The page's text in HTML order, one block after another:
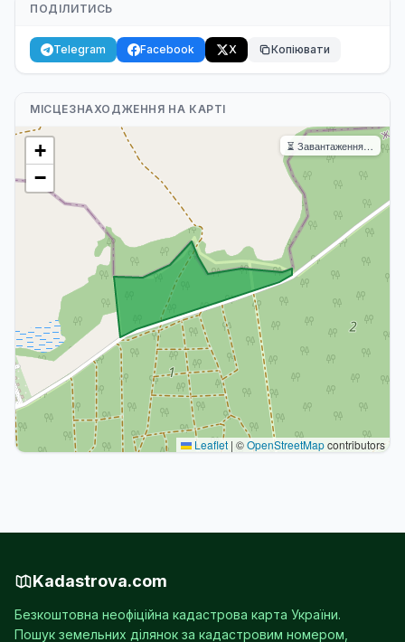
ПОДІЛИТИСЬ
Telegram Facebook X Копіювати
МІСЦЕЗНАХОДЖЕННЯ НА КАРТІ
+
−
⏳ Завантаження…
Leaflet | ©OpenStreetMapcontributors
Kadastrova.com
Безкоштовна неофіційна кадастрова карта України.
Пошук земельних ділянок за кадастровим номером,